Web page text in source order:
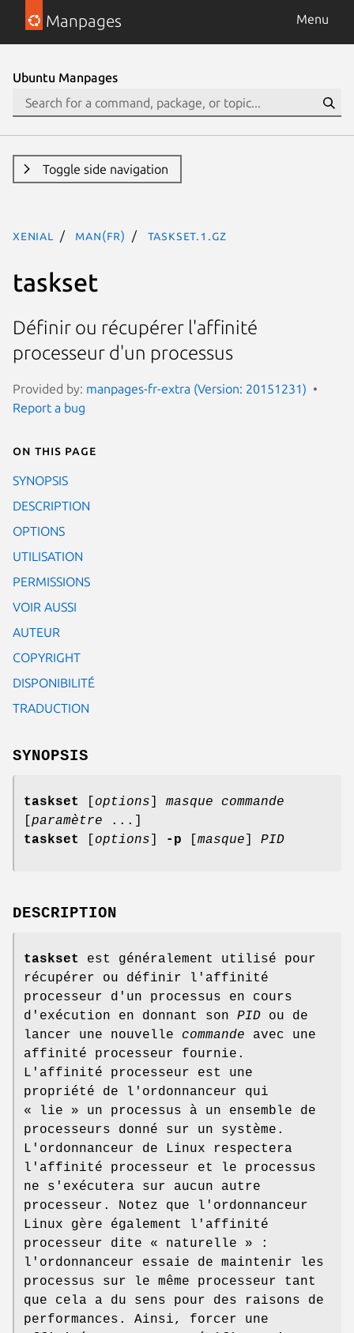
Manpages Menu
Ubuntu Manpages
Toggle side navigation
xenial man(fr) taskset.1.gz
taskset
Définir ou récupérer l'affinité
processeur d'un processus
Provided by: manpages-fr-extra (Version: 20151231)
Report a bug
On this page
SYNOPSIS
DESCRIPTION
OPTIONS
UTILISATION
PERMISSIONS
VOIR AUSSI
AUTEUR
COPYRIGHT
DISPONIBILITÉ
TRADUCTION
SYNOPSIS
taskset options masque
commande
paramètre ...]
taskset
options -p masque PID
DESCRIPTION
taskset
est généralement utilisé pour
récupérer ou définir l'affinité
processeur d'un processus en cours
d'exécution en donnant son PID ou de
lancer une nouvelle commande avec une
affinité processeur fournie.
L'affinité processeur est une
propriété de l'ordonnanceur qui
« lie » un processus à un ensemble de
processeurs donné sur un système.
L'ordonnanceur de Linux respectera
l'affinité processeur et le processus
ne s'exécutera sur aucun autre
processeur. Notez que l'ordonnanceur
Linux gère également l'affinité
processeur dite « naturelle » :
l'ordonnanceur essaie de maintenir les
processus sur le même processeur tant
que cela a du sens pour des raisons de
performances. Ainsi, forcer une